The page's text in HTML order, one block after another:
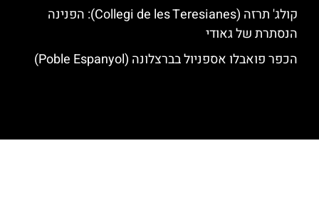
קולג' תרזה (Collegi de les Teresianes): הפנינה
הנסתרת של גאודי
הכפר פואבלו אספניול בברצלונה (Poble Espanyol)